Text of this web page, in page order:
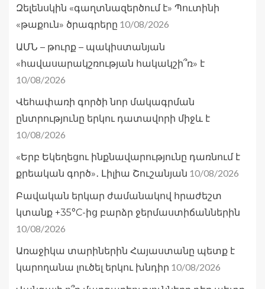
Զելենսկին «գաղտնազերծում է» Պուտինի
«թաքուն» ծրագրերը 10/08/2026
ԱՄՆ – թուրք – պակիստանյան
«հավասարակշռության հակակշի՞ռ» է
10/08/2026
Վեհափառի գործի նոր մակագրման
ընտրությունը երկու դատավորի միջև է
10/08/2026
«Երբ Եկեղեցու ինքնավարությունը դառնում է
քրեական գործ»․ Լիլիա Շուշանյան 10/08/2026
Բավական երկար ժամանակով հրաժեշտ
կտանք +35°C-ից բարձր ջերմաստիճաններին
10/08/2026
Առաջիկա տարիներին Հայաստանը պետք է
կարողանա լուծել երկու խնդիր 10/08/2026